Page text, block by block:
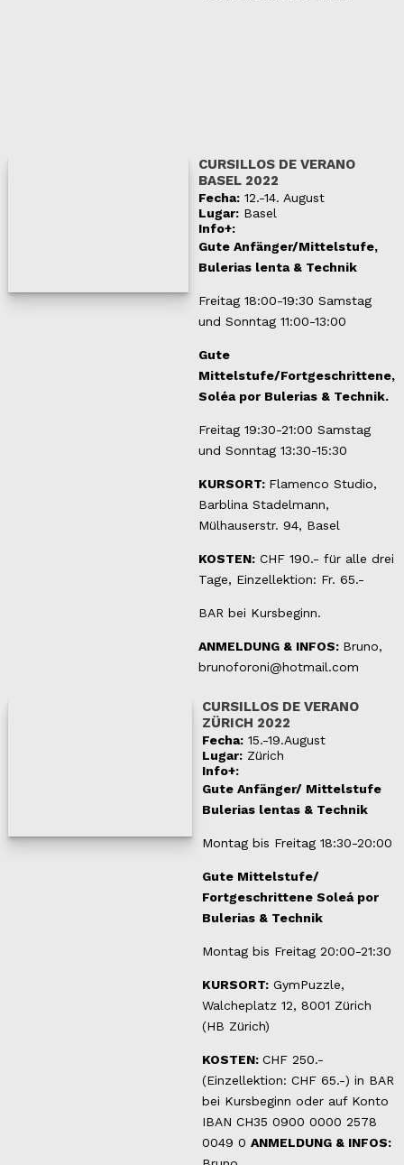
CURSILLOS DE VERANO
BASEL 2022
Fecha:12.-14. August
Lugar:Basel
Info+:
Gute Anfänger/Mittelstufe,
Bulerias lenta & Technik
Freitag 18:00-19:30 Samstag
und Sonntag 11:00-13:00
Gute
Mittelstufe/Fortgeschrittene,
Soléa por Bulerias & Technik.
Freitag 19:30-21:00 Samstag
und Sonntag 13:30-15:30
KURSORT: Flamenco Studio,
Barblina Stadelmann,
Mülhauserstr. 94, Basel
KOSTEN:CHF 190.- für alle drei
Tage, Einzellektion: Fr. 65.-
BAR bei Kursbeginn.
ANMELDUNG & INFOS: Bruno,
brunoforoni@hotmail.com
CURSILLOS DE VERANO
ZÜRICH 2022
Fecha:15.-19.August
Lugar:Zürich
Info+:
Gute Anfänger/ Mittelstufe
Bulerias lentas & Technik
Montag bis Freitag 18:30-20:00
Gute Mittelstufe/
Fortgeschrittene Soleá por
Bulerias & Technik
Montag bis Freitag 20:00-21:30
KURSORT:GymPuzzle,
Walcheplatz 12, 8001 Zürich
(HB Zürich)
KOSTEN: CHF 250.-
(Einzellektion: CHF 65.-) in BAR
bei Kursbeginn oder auf Konto
IBAN CH35 0900 0000 2578
0049 0 ANMELDUNG & INFOS: